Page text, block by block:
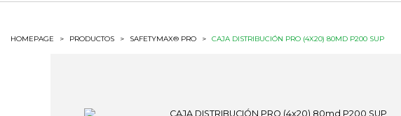
HOMEPAGE > PRODUCTOS > SAFETYMAX® PRO > CAJA DISTRIBUCIÓN PRO (4X20) 80MD P200 SUP